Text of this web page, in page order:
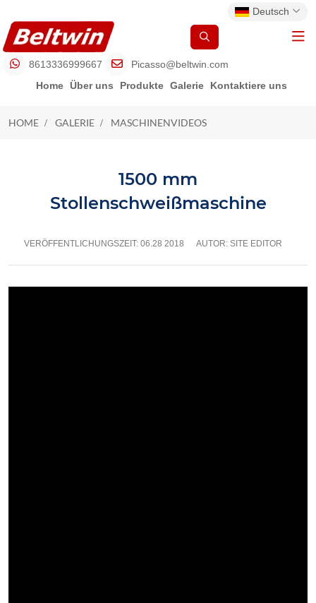
Deutsch
8613336999667
Picasso@beltwin.com
Home Über uns Produkte Galerie Kontaktiere uns
HOME GALERIE MASCHINENVIDEOS
1500 mm
Stollenschweißmaschine
VERÖFFENTLICHUNGSZEIT: 06.28 2018 AUTOR: SITE EDITOR